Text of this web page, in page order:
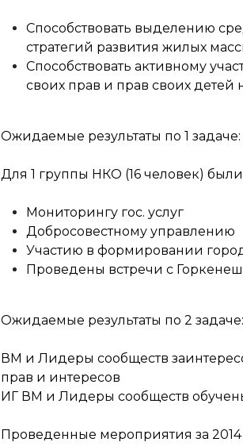
Способствовать выделению
стратегий развития жилых
Способствовать активному
своих прав и прав своих детей
Ожидаемые результаты по 1 задаче:
Для 1 группы НКО (16 человек)
Мониторингу гос. услуг
Добросовестному управлению
Участию в формировании
Проведены встречи с
Ожидаемые результаты по 2 задаче:
ВМ и Лидеры сообществ
прав и интересов
ИГ ВМ и Лидеры сообществ
Проведенные мероприятия за 2014